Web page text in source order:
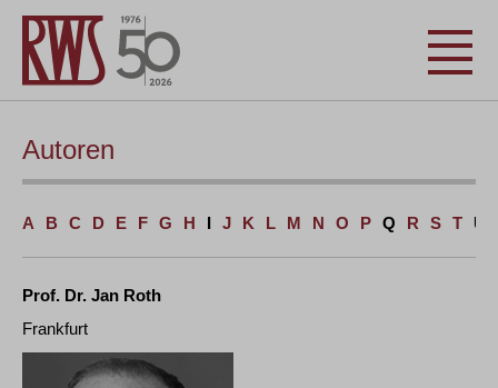
Autoren
A B C D E F G H I J K L M N O P Q R S T U
Prof. Dr. Jan Roth
Frankfurt